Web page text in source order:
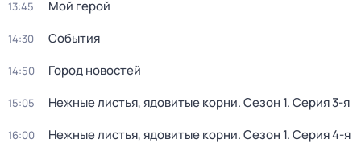
13:45 Мой герой
14:30 События
14:50 Город новостей
15:05 Нежные листья, ядовитые корни. Сезон 1. Серия 3-я
16:00 Нежные листья, ядовитые корни. Сезон 1. Серия 4-я